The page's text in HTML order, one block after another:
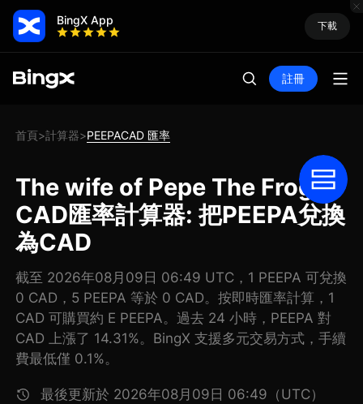
BingX App 下載
註冊
首頁>計算器>PEEPACAD 匯率
The wife of Pepe The Frog
CAD匯率計算器: 把PEEPA兌換
為CAD
截至 2026年08月09日 06:49 UTC，1 PEEPA 可兌換
0 CAD，5 PEEPA 等於 0 CAD。按即時匯率計算，1
CAD 可購買約 E PEEPA。過去 24 小時，PEEPA 對
CAD 上漲了 14.31%。BingX 支援多元交易方式，手續
費最低僅 0.1%。
最後更新於 2026年08月09日 06:49（UTC）